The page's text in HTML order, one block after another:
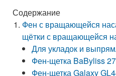
Содержание
Фен с вращающейся
щётки с вращающейся
Для укладок и
Фен-щетка BaByliss
Фен-щетка Galaxy